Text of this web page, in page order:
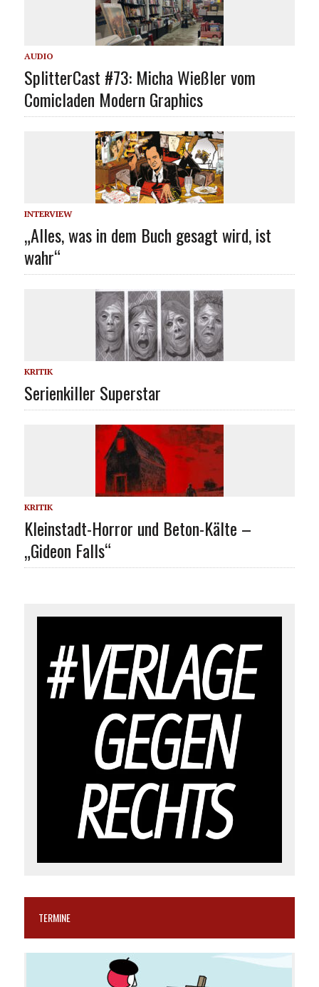
AUDIO
SplitterCast #73: Micha Wießler vom
Comicladen Modern Graphics
INTERVIEW
„Alles, was in dem Buch gesagt wird, ist
wahr“
KRITIK
Serienkiller Superstar
KRITIK
Kleinstadt-Horror und Beton-Kälte –
„Gideon Falls“
TERMINE